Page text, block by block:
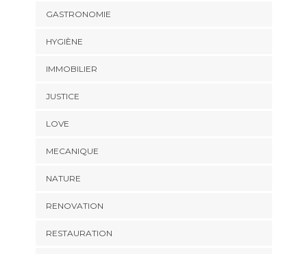
GASTRONOMIE
HYGIÈNE
IMMOBILIER
JUSTICE
LOVE
MECANIQUE
NATURE
RENOVATION
RESTAURATION